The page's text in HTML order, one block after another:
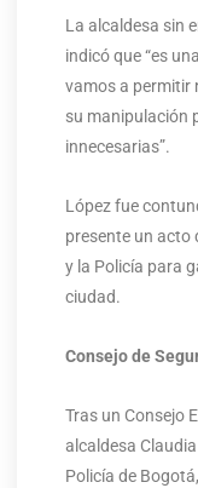
La alcaldesa sin
indicó que “es
vamos a permitir
su manipulación
innecesarias”.
López fue
presente un acto
y la Policía para
ciudad.
Consejo de
Tras un Consejo
alcaldesa
Policía de